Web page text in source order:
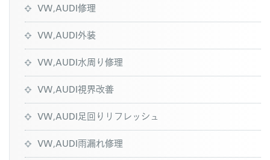
VW,AUDI修理
VW,AUDI外装
VW,AUDI水周り修理
VW,AUDI視界改善
VW,AUDI足回りリフレッシュ
VW,AUDI雨漏れ修理